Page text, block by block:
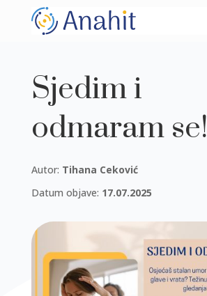
Sjedim i
odmaram se!
Autor: Tihana Ceković
Datum objave: 17.07.2025